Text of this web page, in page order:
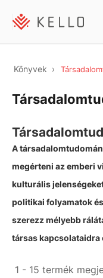
Könyvek
A
megérteni az emberi
kulturális
politikai folyamatok
szerezz mélyebb
társas kapcsolataidra
1 - 15 termék